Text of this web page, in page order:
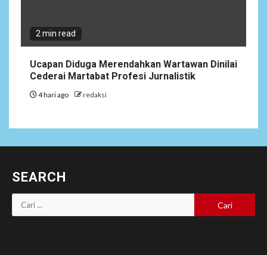
2 min read
Ucapan Diduga Merendahkan Wartawan Dinilai
Cederai Martabat Profesi Jurnalistik
4 hari ago redaksi
SEARCH
Cari
untuk: